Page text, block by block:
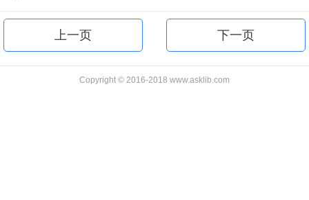
上一页 下一页
Copyright © 2016-2018 www.asklib.com